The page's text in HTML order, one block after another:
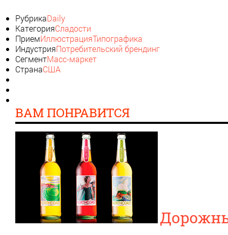
РубрикаDaily
КатегорияСладости
ПриемИллюстрацияТипографика
ИндустрияПотребительский брендинг
СегментМасс-маркет
СтранаСША
ВАМ ПОНРАВИТСЯ